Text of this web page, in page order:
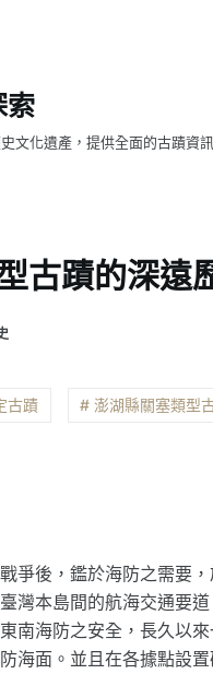
索
文化遺產，提供全面的古蹟資
古蹟的深遠
古蹟 # 澎湖縣關塞類型
爭後，鑑於海防之需要
灣本島間的航海交通要
南海防之安全，長久以
海面。並且在各據點設